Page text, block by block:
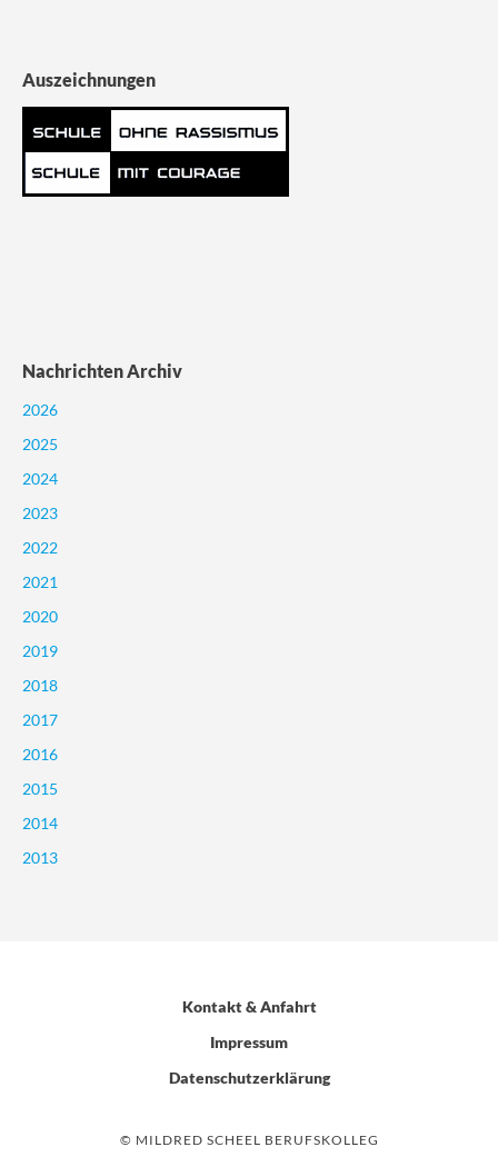
Auszeichnungen
Nachrichten Archiv
2026
2025
2024
2023
2022
2021
2020
2019
2018
2017
2016
2015
2014
2013
Kontakt & Anfahrt
Impressum
Datenschutzerklärung
© MILDRED SCHEEL BERUFSKOLLEG